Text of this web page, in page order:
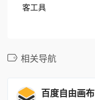
客工具
相关导航
百度自由画布